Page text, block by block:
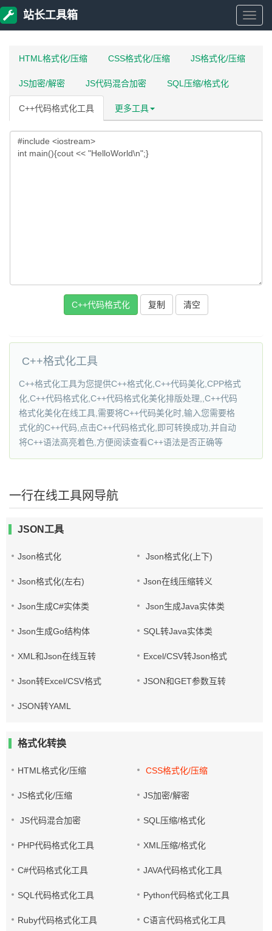
站
站长工具箱
HTML格式化/压缩 CSS格式化/压缩 JS格式化/压缩
JS加密/解密 JS代码混合加密 SQL压缩/格式化
C++代码格式化工具 更多工具
C++代码格式化 复制
C++格式化工具
C++格式化工具为您提供C++格式化,C++代码美化,CPP格式
化,C++代码格式化,C++代码格式化美化排版处理,,C++代码
格式化美化在线工具,需要将C++代码美化时,输入您需要格
式化的C++代码,点击C++代码格式化,即可转换成功,并自动
将C++语法高亮着色,方便阅读查看C++语法是否正确等
一行在线工具网导航
JSON工具
Json格式化 Json格式化(上下)
Json格式化(左右) Json在线压缩转义
Json生成C#实体类 Json生成Java实体类
Json生成Go结构体 SQL转Java实体类
XML和Json在线互转 Excel/CSV转Json格式
Json转Excel/CSV格式 JSON和GET参数互转
JSON转YAML
格式化转换
HTML格式化/压缩 CSS格式化/压缩
JS格式化/压缩 JS加密/解密
JS代码混合加密 SQL压缩/格式化
PHP代码格式化工具 XML压缩/格式化
C#代码格式化工具 JAVA代码格式化工具
SQL代码格式化工具 Python代码格式化工具
Ruby代码格式化工具 C语言代码格式化工具